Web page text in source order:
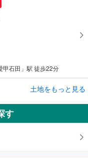
甲石田」駅 徒歩22分
土地をもっと見る
す